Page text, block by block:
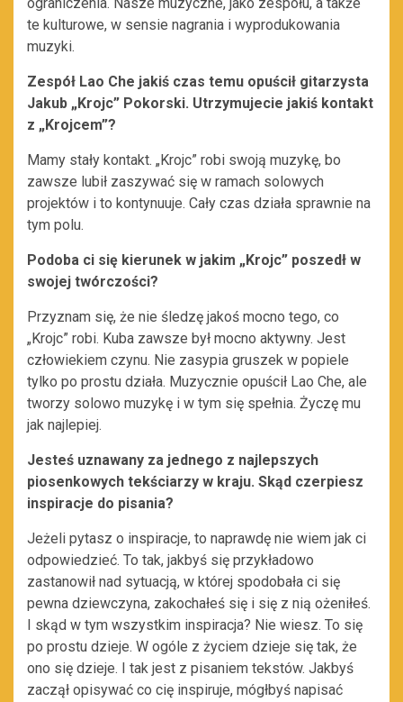
ograniczenia. Nasze muzyczne, jako zespołu, a także
te kulturowe, w sensie nagrania i wyprodukowania
muzyki.
Zespół Lao Che jakiś czas temu opuścił gitarzysta
Jakub „Krojc” Pokorski. Utrzymujecie jakiś kontakt
z „Krojcem”?
Mamy stały kontakt. „Krojc” robi swoją muzykę, bo
zawsze lubił zaszywać się w ramach solowych
projektów i to kontynuuje. Cały czas działa sprawnie na
tym polu.
Podoba ci się kierunek w jakim „Krojc” poszedł w
swojej twórczości?
Przyznam się, że nie śledzę jakoś mocno tego, co
„Krojc” robi. Kuba zawsze był mocno aktywny. Jest
człowiekiem czynu. Nie zasypia gruszek w popiele
tylko po prostu działa. Muzycznie opuścił Lao Che, ale
tworzy solowo muzykę i w tym się spełnia. Życzę mu
jak najlepiej.
Jesteś uznawany za jednego z najlepszych
piosenkowych tekściarzy w kraju. Skąd czerpiesz
inspiracje do pisania?
Jeżeli pytasz o inspiracje, to naprawdę nie wiem jak ci
odpowiedzieć. To tak, jakbyś się przykładowo
zastanowił nad sytuacją, w której spodobała ci się
pewna dziewczyna, zakochałeś się i się z nią ożeniłeś.
I skąd w tym wszystkim inspiracja? Nie wiesz. To się
po prostu dzieje. W ogóle z życiem dzieje się tak, że
ono się dzieje. I tak jest z pisaniem tekstów. Jakbyś
zaczął opisywać co cię inspiruje, mógłbyś napisać